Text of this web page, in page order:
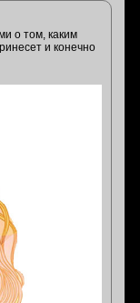
о том, каким
и конечно